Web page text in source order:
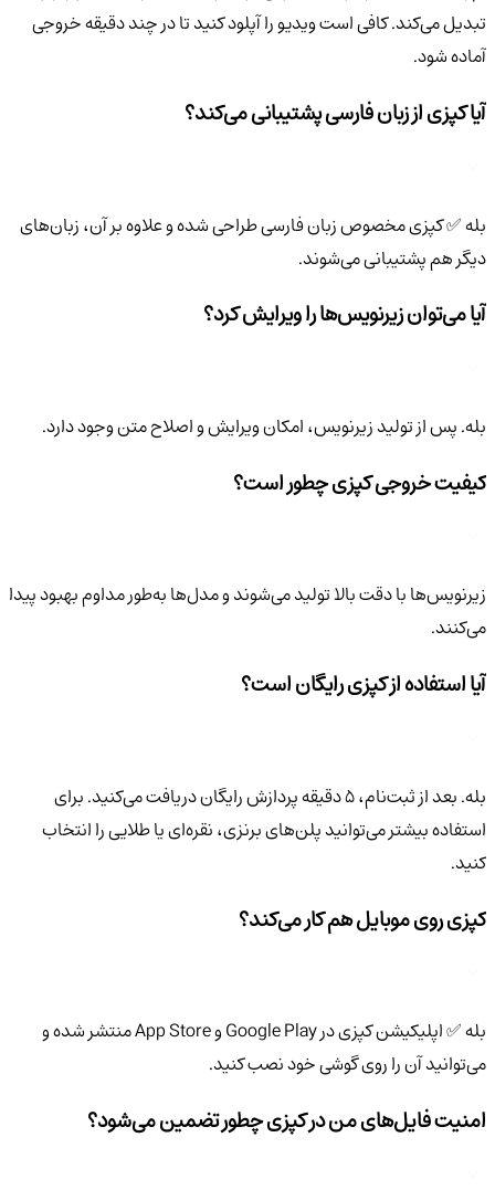
تبدیل می‌کند. کافی است ویدیو را آپلود کنید تا در چند دقیقه خروجی
آماده شود.
آیا کپزی از زبان فارسی پشتیبانی می‌کند؟
بله ✅ کپزی مخصوص زبان فارسی طراحی شده و علاوه بر آن، زبان‌های
دیگر هم پشتیبانی می‌شوند.
آیا می‌توان زیرنویس‌ها را ویرایش کرد؟
بله. پس از تولید زیرنویس، امکان ویرایش و اصلاح متن وجود دارد.
کیفیت خروجی کپزی چطور است؟
زیرنویس‌ها با دقت بالا تولید می‌شوند و مدل‌ها به‌طور مداوم بهبود پیدا
می‌کنند.
آیا استفاده از کپزی رایگان است؟
بله. بعد از ثبت‌نام، ۵ دقیقه پردازش رایگان دریافت می‌کنید. برای
استفاده بیشتر می‌توانید پلن‌های برنزی، نقره‌ای یا طلایی را انتخاب
کنید.
کپزی روی موبایل هم کار می‌کند؟
بله ✅ اپلیکیشن کپزی در Google Play و App Store منتشر شده و
می‌توانید آن را روی گوشی خود نصب کنید.
امنیت فایل‌های من در کپزی چطور تضمین می‌شود؟